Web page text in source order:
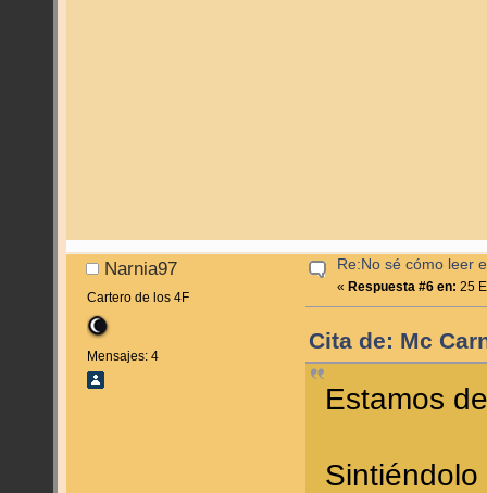
Narnia97
Cartero de los 4F
Mensajes: 4
Re:No sé cómo leer
« Respuesta #6 en: 25
Cita de: Mc
Estamos